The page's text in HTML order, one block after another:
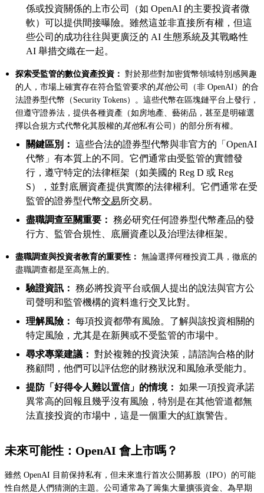
係或投資關係的上市公司（如 OpenAI 的主要投資者微
軟）可以提供間接曝險。雖然這並非直接所有權，但這
些公司的成功往往與更廣泛的 AI 生態系統及其戰略性
AI 舉措交織在一起。
探索受監管的數位資產投資： 對於那些對加密貨幣領域特別感興趣
的人，市場上確實存在符合監管要求的其他公司（非 OpenAI）的合
法證券型代幣（Security Tokens）。這些代幣在區塊鏈平台上發行，
但遵守證券法，提供各種資產（如房地產、藝術品，甚至是明確選
擇以合規方式代幣化其股權的其他私有公司）的部分所有權。
關鍵區別： 這些合法的證券型代幣與非官方的「OpenAI
代幣」有本質上的不同。它們通常由受監管的實體發
行，遵守特定的法律框架（如美國的 Reg D 或 Reg
S），並對底層資產提供實際的法律權利。它們通常在受
監管的證券型代幣交易所交易。
盡職調查至關重要： 務必研究任何證券型代幣產品的發
行方、監管合規性、底層資產以及治理法律框架。
盡職調查與投資者教育的重要性： 無論選擇何種投資工具，徹底的
盡職調查都是至高無上的。
驗證資訊： 務必將投資平台或個人提出的說法與官方公
司聲明和監管機構的資料進行交叉比對。
理解風險： 每項投資都帶有風險。了解與該投資相關的
特定風險，尤其是在新興或不受監管的市場中。
尋求專業建議： 對於複雜的投資決策，請諮詢合格的財
務顧問，他們可以評估您的財務狀況和風險承受能力。
提防「好得令人難以置信」的情境： 如果一項投資承諾
異常高的回報且幾乎沒有風險，特別是在其他管道都無
法直接投資的市場中，這是一個重大的紅旗警告。
未來可能性：OpenAI 會上市嗎？
雖然 OpenAI 目前保持私有，但未來進行首次公開募股（IPO）的可能
性自然是人們猜測的主題。公司通常為了籌集大量擴張資金、為早期